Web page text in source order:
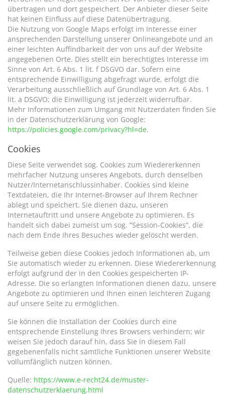
übertragen und dort gespeichert. Der Anbieter dieser Seite
hat keinen Einfluss auf diese Datenübertragung.
Die Nutzung von Google Maps erfolgt im Interesse einer
ansprechenden Darstellung unserer Onlineangebote und an
einer leichten Auffindbarkeit der von uns auf der Website
angegebenen Orte. Dies stellt ein berechtigtes Interesse im
Sinne von Art. 6 Abs. 1 lit. f DSGVO dar. Sofern eine
entsprechende Einwilligung abgefragt wurde, erfolgt die
Verarbeitung ausschließlich auf Grundlage von Art. 6 Abs. 1
lit. a DSGVO; die Einwilligung ist jederzeit widerrufbar.
Mehr Informationen zum Umgang mit Nutzerdaten finden Sie
in der Datenschutzerklärung von Google:
https://policies.google.com/privacy?hl=de.
Cookies
Diese Seite verwendet sog. Cookies zum Wiedererkennen
mehrfacher Nutzung unseres Angebots, durch denselben
Nutzer/Internetanschlussinhaber. Cookies sind kleine
Textdateien, die Ihr Internet-Browser auf Ihrem Rechner
ablegt und speichert. Sie dienen dazu, unseren
Internetauftritt und unsere Angebote zu optimieren. Es
handelt sich dabei zumeist um sog. “Session-Cookies”, die
nach dem Ende Ihres Besuches wieder gelöscht werden.
Teilweise geben diese Cookies jedoch Informationen ab, um
Sie automatisch wieder zu erkennen. Diese Wiedererkennung
erfolgt aufgrund der in den Cookies gespeicherten IP-
Adresse. Die so erlangten Informationen dienen dazu, unsere
Angebote zu optimieren und Ihnen einen leichteren Zugang
auf unsere Seite zu ermöglichen.
Sie können die Installation der Cookies durch eine
entsprechende Einstellung Ihres Browsers verhindern; wir
weisen Sie jedoch darauf hin, dass Sie in diesem Fall
gegebenenfalls nicht sämtliche Funktionen unserer Website
vollumfänglich nutzen können.
Quelle: https://www.e-recht24.de/muster-
datenschutzerklaerung.html